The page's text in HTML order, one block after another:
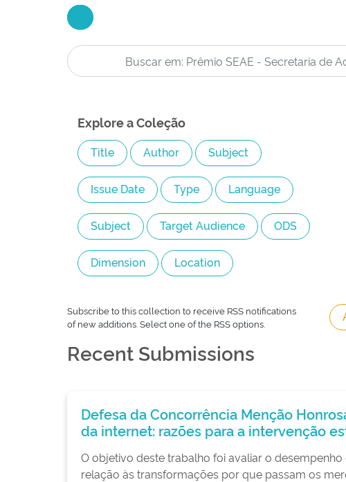
Explore a Coleção
Subscribe to this collection to receive RSS notifications
of new additions. Select one of the RSS options.
Recent Submissions
Os novos mercados de nomes e números
estatal na estrutura de governança brasileira
do sistema de governança da internet no Brasil em
os mercados globais de números e de nomes de domínio.